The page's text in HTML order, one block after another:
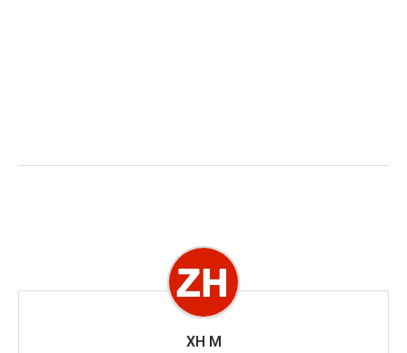
XH M